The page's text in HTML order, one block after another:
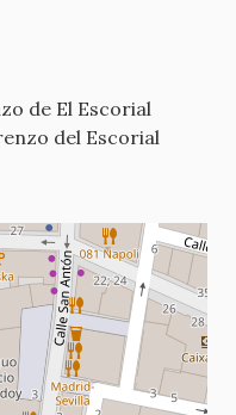
de El Escorial
del Escorial